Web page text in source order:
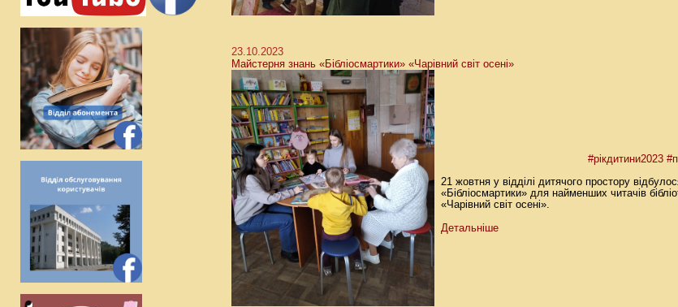
23.10.2023
Майстерня знань «Бібліосмартики» «Чарівний світ осені»
#рікдитини2023
21 жовтня у відділі дитячого простору
«Бібліосмартики» для найменших читачів
«Чарівний світ осені».
Детальніше